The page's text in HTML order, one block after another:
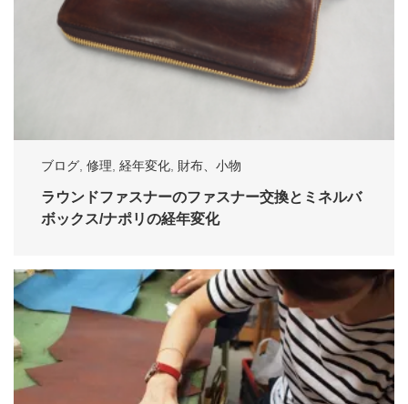
ブログ 修理 経年変化 財布、小物
ラウンドファスナーのファスナー交換とミネルバ
ボックス/ナポリの経年変化